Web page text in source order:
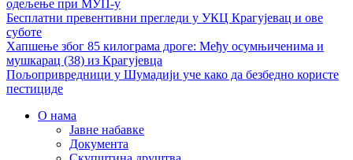
одељење при МУП-у
Бесплатни превентивни прегледи у УКЦ Крагујевац и ове
суботе
Хапшење због 85 килограма дроге: Међу осумњиченима и
мушкарац (38) из Крагујевца
Пољопривредници у Шумадији уче како да безбедно користе
пестициде
О нама
Јавне набавке
Документа